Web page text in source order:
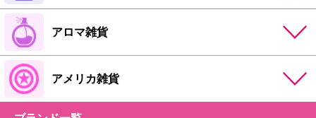
アロマ雑貨
アメリカ雑貨